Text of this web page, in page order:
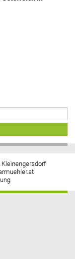
Kleinengersdorf